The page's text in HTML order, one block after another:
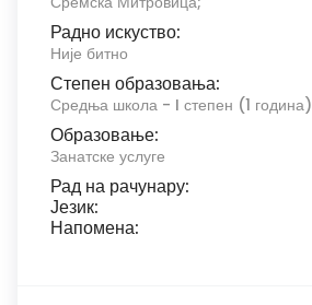
Радно искуство:
Није битно
Степен образовања:
Средња школа - I степен (1 година)
Образовање:
Занатске услуге
Рад на рачунару:
Језик:
Напомена: